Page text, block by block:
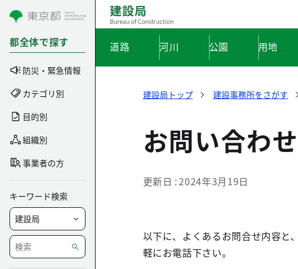
コンテンツにスキップ
都全体で探す
防災・緊急情報
カテゴリ別
目的別
組織別
事業者の方
キーワード検索
道路 河川 公園 用地
建設局トップ 建設事務所をさがす
お問い合わ
更新日 2024年3月19日
以下に、よくあるお問合せ内容と
軽にお電話下さい。